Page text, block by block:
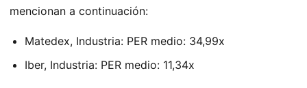
mencionan a continuación:
Matedex, Industria: PER medio: 34,99x
Iber, Industria: PER medio: 11,34x